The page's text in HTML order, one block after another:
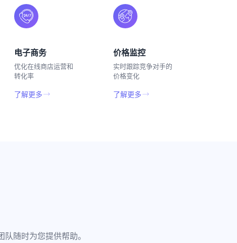
电子商务
优化在线商店运营和
转化率
了解更多
价格监控
实时跟踪竞争对手的
价格变化
了解更多
随时为您提供帮助。